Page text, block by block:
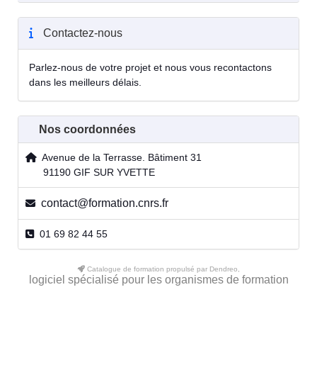
Contactez-nous
Parlez-nous de votre projet et nous vous recontactons
dans les meilleurs délais.
Nos coordonnées
Avenue de la Terrasse. Bâtiment 31
91190 GIF SUR YVETTE
contact@formation.cnrs.fr
01 69 82 44 55
Catalogue de formation propulsé par Dendreo,
logiciel spécialisé pour les organismes de formation